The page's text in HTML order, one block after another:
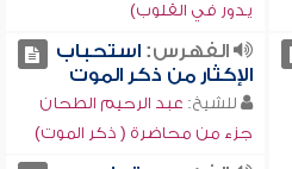
يدور في القلوب)
الفهرس:استحباب
الإكثار من ذكر الموت
للشيخ: عبد الرحيم الطحان
جزء من محاضرة ( ذكر الموت)